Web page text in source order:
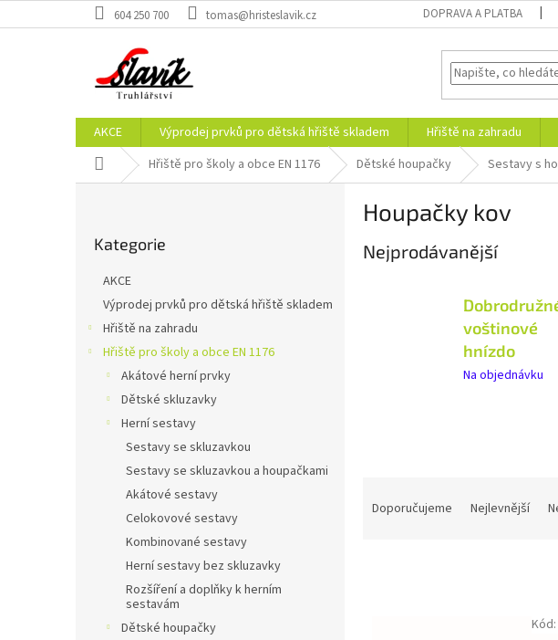
na
604 250 700 tomas@hristeslavik.cz DOPRAVA A PLATBA
AKCE Výprodej prvků pro dětská hřiště skladem Hřiště na zahradu
Domů Hřiště pro školy a obce EN 1176 Dětské houpačky Sestavy s
kategorie
Kategorie
AKCE
Výprodej prvků pro dětská hřiště skladem
Hřiště na zahradu
Hřiště pro školy a obce EN 1176
Akátové herní prvky
Dětské skluzavky
Herní sestavy
Sestavy se skluzavkou
Sestavy se skluzavkou a houpačkami
Akátové sestavy
Celokovové sestavy
Kombinované sestavy
Herní sestavy bez skluzavky
Rozšíření a doplňky k herním
sestavám
Dětské houpačky
Houpačky kov
Nejprodávanější
voštinové
hnízdo
Na objednávku
Doporučujeme Nejlevnější
Kód: